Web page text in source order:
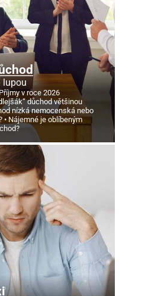
lupou
v roce 2026
důchod většinou
nízká nemocenská nebo
Nájemné je oblíbeným